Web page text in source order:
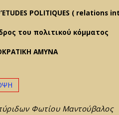
POLITIQUES ( relations
του πολιτικού κόμματος
ΑΜΥΝΑ
Φωτίου Μαντούβαλος